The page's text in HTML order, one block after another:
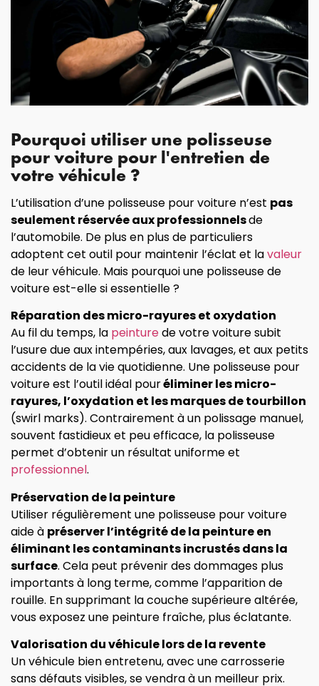
Pourquoi utiliser une polisseuse
pour voiture pour l'entretien de
votre véhicule ?
L’utilisation d’une polisseuse pour voiture n’est pas
seulement réservée aux professionnelsde
l’automobile. De plus en plus de particuliers
adoptent cet outil pour maintenir l’éclat et lavaleur
de leur véhicule. Mais pourquoi une polisseuse de
voiture est-elle si essentielle ?
Réparation des micro-rayures et oxydation
Au fil du temps, la peinturede votre voiture subit
l’usure due aux intempéries, aux lavages, et aux petits
accidents de la vie quotidienne. Une polisseuse pour
voiture est l’outil idéal pouréliminer les micro-
rayures, l’oxydation et les marques de tourbillon
(swirl marks). Contrairement à un polissage manuel,
souvent fastidieux et peu efficace, la polisseuse
permet d’obtenir un résultat uniforme et
professionnel.
Préservation de la peinture
Utiliser régulièrement une polisseuse pour voiture
aide à préserver l’intégrité de la peinture en
éliminant les contaminants incrustés dans la
surface. Cela peut prévenir des dommages plus
importants à long terme, comme l’apparition de
rouille. En supprimant la couche supérieure altérée,
vous exposez une peinture fraîche, plus éclatante.
Valorisation du véhicule lors de la revente
Un véhicule bien entretenu, avec une carrosserie
sans défauts visibles, se vendra à un meilleur prix.